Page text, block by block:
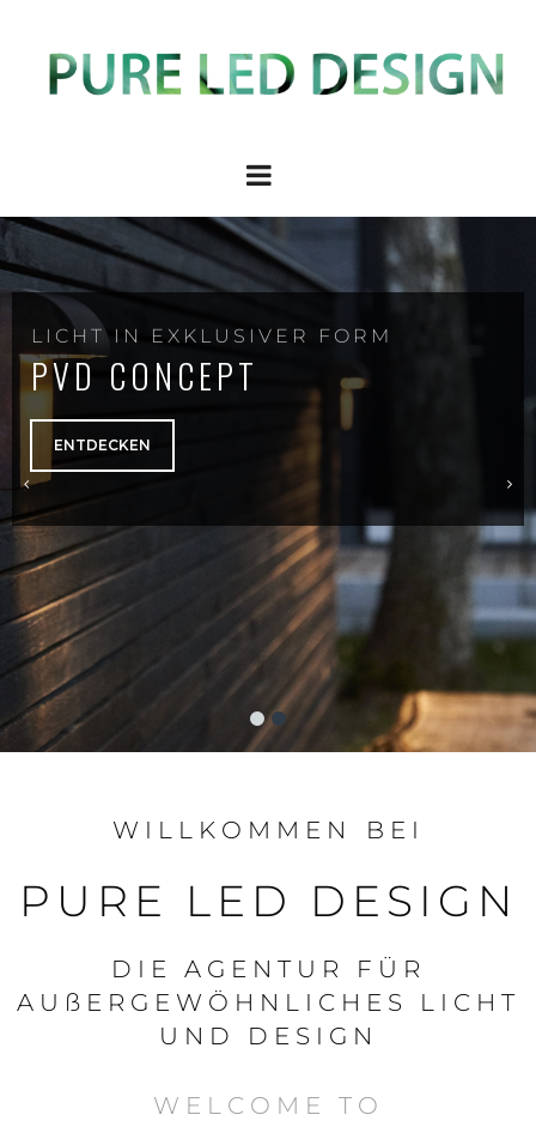
LICHT IN EXKLUSIVER FORM
PVD CONCEPT
ENTDECKEN
WILLKOMMEN BEI
PURE LED DESIGN
DIE AGENTUR FÜR
AUßERGEWÖHNLICHES LICHT
UND DESIGN
WELCOME TO